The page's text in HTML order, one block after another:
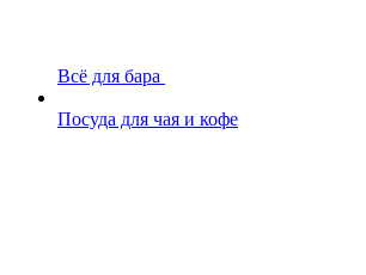
Всё для бара
Посуда для чая и кофе